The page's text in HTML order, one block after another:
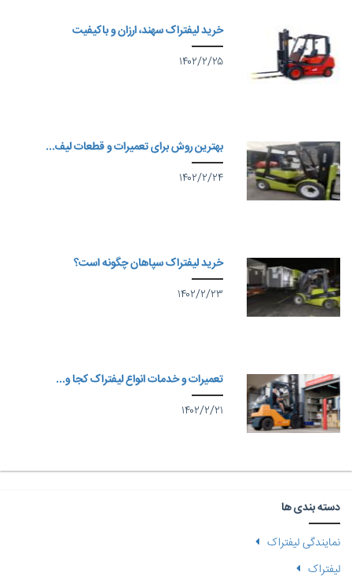
خرید لیفتراک سهند، ارزان و باکیفیت
۱۴۰۲/۲/۲۵
بهترین روش برای تعمیرات و قطعات لیف...
۱۴۰۲/۲/۲۴
خرید لیفتراک سپاهان چگونه است؟
۱۴۰۲/۲/۲۳
تعمیرات و خدمات انواع لیفتراک کجا و...
۱۴۰۲/۲/۲۱
دسته بندی ها
نمایندگی لیفتراک
لیفتراک